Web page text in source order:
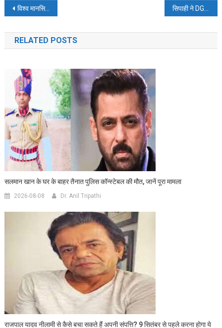
Post
navigation
विश्व मानसिक ​स्वास्थ्य दिवस पर दीपिका की पहल
RELATED POSTS
सलमान खान के घर के बाहर तैनात पुलिस कॉन्स्टेबल की मौत, जानें पूरा मामला
2026-08-08 Dr. Anil Tripathi
राजपाल यादव नीलामी से कैसे बचा सकते हैं अपनी संपत्ति? 9 सितंबर से पहले करना होगा ये